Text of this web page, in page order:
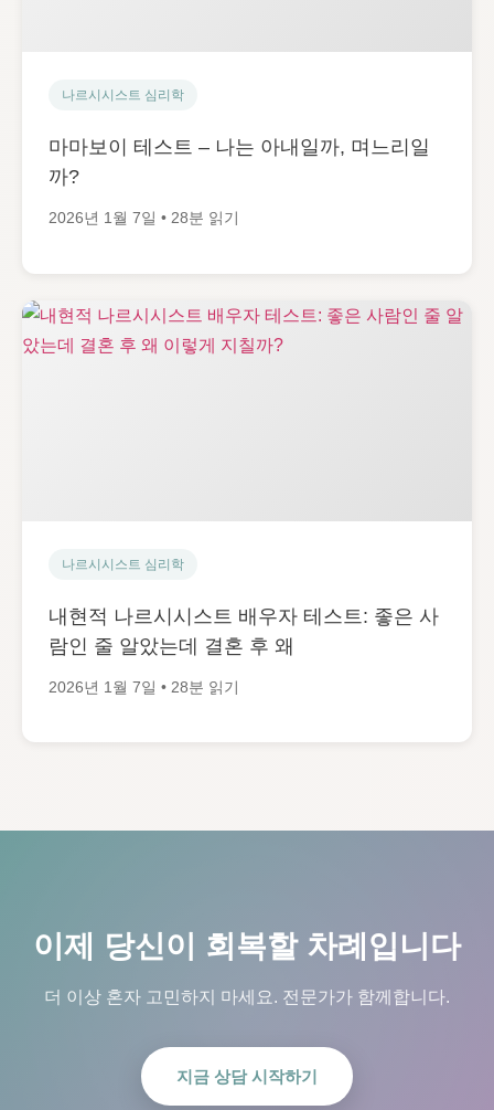
나르시시스트 심리학
마마보이 테스트 – 나는 아내일까, 며느리일
까?
2026년 1월 7일 • 28분 읽기
나르시시스트 심리학
내현적 나르시시스트 배우자 테스트: 좋은 사
람인 줄 알았는데 결혼 후 왜
2026년 1월 7일 • 28분 읽기
이제 당신이 회복할 차례입니다
더 이상 혼자 고민하지 마세요. 전문가가 함께합니다.
지금 상담 시작하기